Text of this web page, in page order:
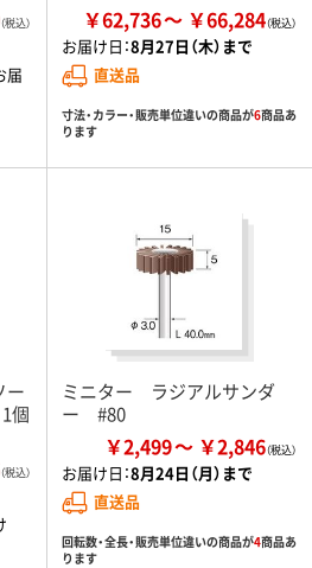
（税込）
届
￥62,736 ￥66,284
お届け日：8月27日（木）まで
直送品
寸法・カラー・販売単位違いの商品が6商品あ
ります
ー
個
（税込）
ミニター ラジアルサンダ
ー #80
￥2,499 ￥2,846
お届け日：8月24日（月）まで
直送品
回転数・全長・販売単位違いの商品が4商品あ
ります